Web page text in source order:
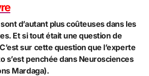
d’autant plus coûteuses dans les
Et si tout était une question de
sur cette question que l’experte
s’est penchée dans Neurosciences
Mardaga).